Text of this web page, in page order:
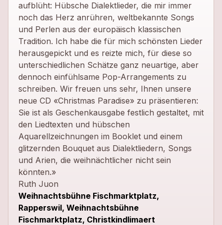
aufblüht: Hübsche Dialektlieder, die mir immer
noch das Herz anrühren, weltbekannte Songs
und Perlen aus der europäisch klassischen
Tradition. Ich habe die für mich schönsten Lieder
herausgepickt und es reizte mich, für diese so
unterschiedlichen Schätze ganz neuartige, aber
dennoch einfühlsame Pop-Arrangements zu
schreiben. Wir freuen uns sehr, Ihnen unsere
neue CD «Christmas Paradise» zu präsentieren:
Sie ist als Geschenkausgabe festlich gestaltet, mit
den Liedtexten und hübschen
Aquarellzeichnungen im Booklet und einem
glitzernden Bouquet aus Dialektliedern, Songs
und Arien, die weihnächtlicher nicht sein
könnten.»
Ruth Juon
Weihnachtsbühne Fischmarktplatz,
Rapperswil, Weihnachtsbühne
Fischmarktplatz, Christkindlimaert